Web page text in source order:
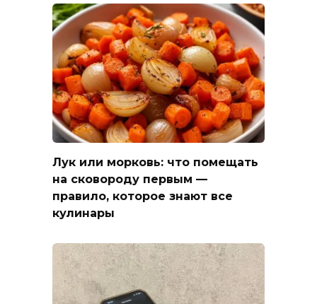
Лук или морковь: что помещать
на сковороду первым —
правило, которое знают все
кулинары